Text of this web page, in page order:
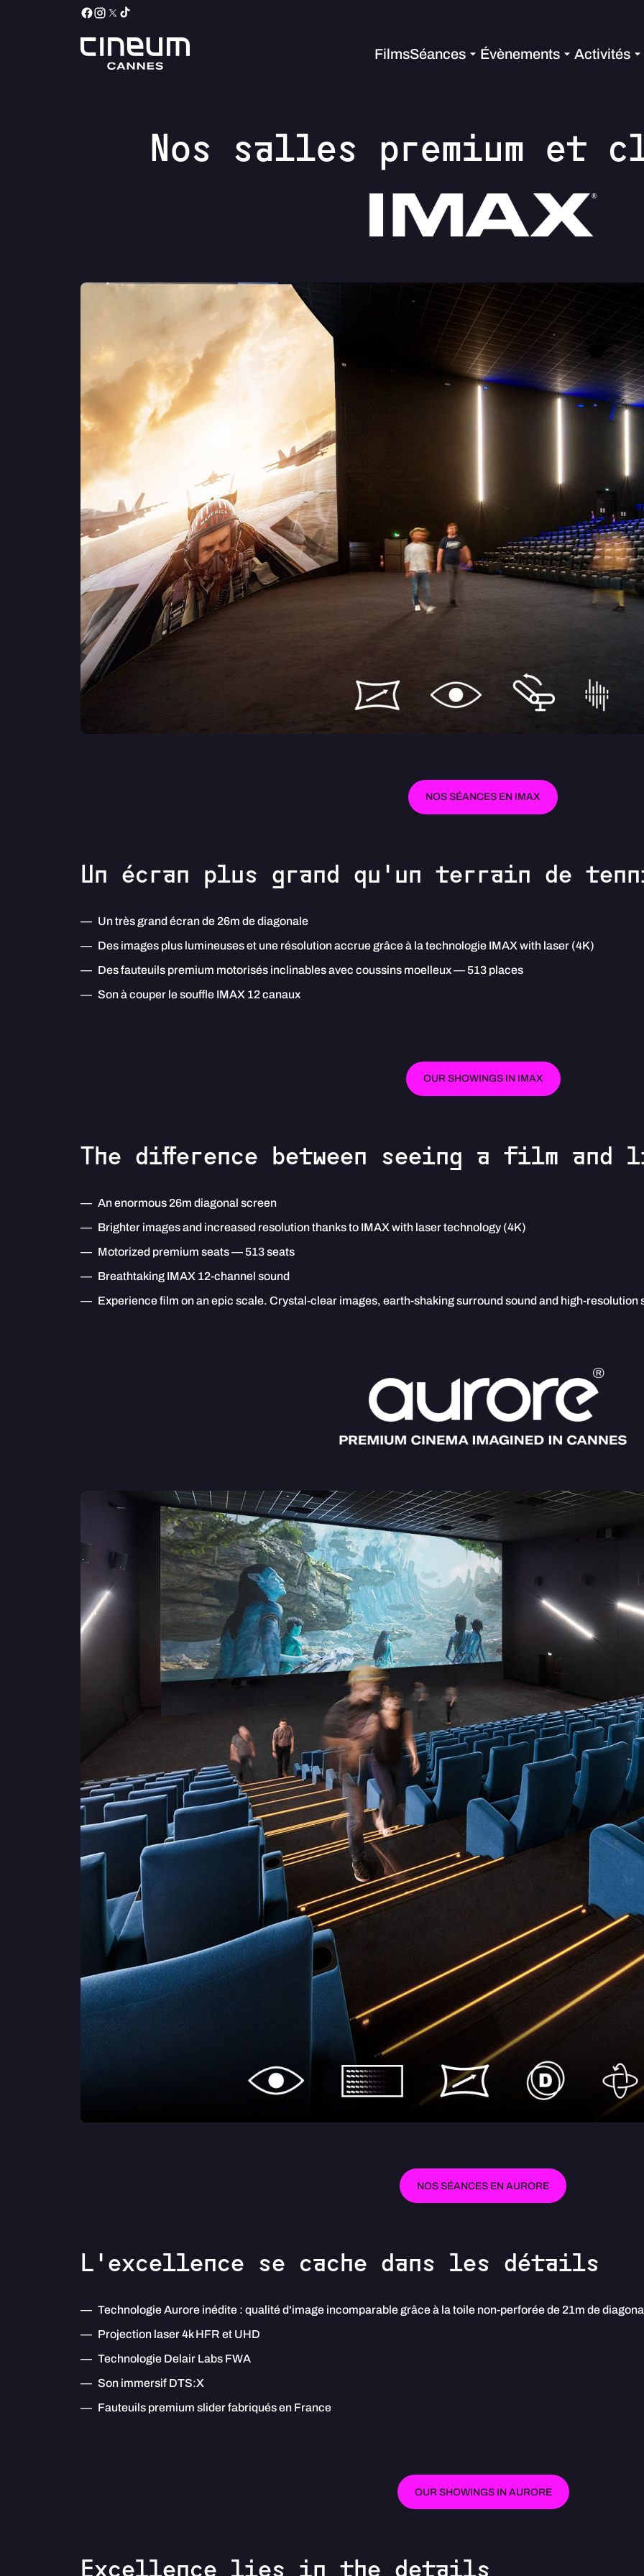
FilmsSéances Évènements Activités
Nos salles premium et
NOS SÉANCES EN IMAX
Un écran plus grand qu'un terrain de
Un très grand écran de 26m de diagonale
Des images plus lumineuses et une résolution accrue grâce à la technologie IMAX with laser (4K)
Des fauteuils premium motorisés inclinables avec coussins moelleux — 513 places
Son à couper le souffle IMAX 12 canaux
OUR SHOWINGS IN IMAX
The difference between seeing a film
An enormous 26m diagonal screen
Brighter images and increased resolution thanks to IMAX with laser technology (4K)
Motorized premium seats — 513 seats
Breathtaking IMAX 12-channel sound
Experience film on an epic scale. Crystal-clear images, earth-shaking surround sound and high-resolution
NOS SÉANCES EN AURORE
L'excellence se cache dans les détails
Technologie Aurore inédite : qualité d'image incomparable grâce à la toile non-perforée de 21m de
Projection laser 4k HFR et UHD
Technologie Delair Labs FWA
Son immersif DTS:X
Fauteuils premium slider fabriqués en France
OUR SHOWINGS IN AURORE
Excellence lies in the details